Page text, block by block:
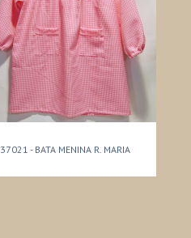
37021 - BATA MENINA R. MARIA